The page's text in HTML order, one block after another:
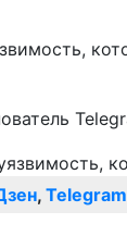
, Telegram